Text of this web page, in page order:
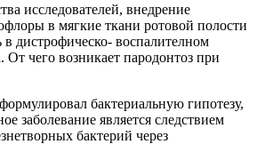
исследователей, внедрение
в мягкие ткани ротовой полости
дистрофическо- воспалителном
чего возникает пародонтоз при
бактериальную гипотезу,
заболевание является следствием
бактерий через